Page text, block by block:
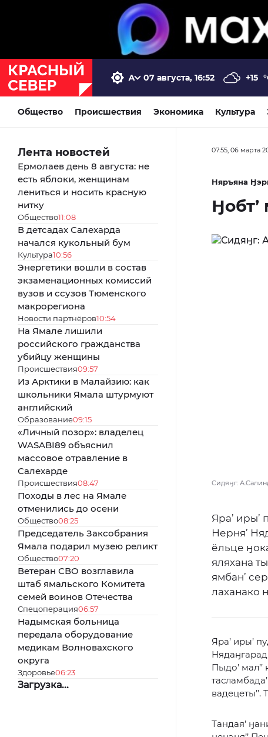
07 августа, 16:52 +15
Общество Происшествия Экономика Культура
Лента новостей
Ермолаев день 8 августа: не
есть яблоки, женщинам
лениться и носить красную
нитку
Общество11:08
В детсадах Салехарда
начался кукольный бум
Культура10:56
Энергетики вошли в состав
экзаменационных комиссий
вузов и ссузов Тюменского
макрорегиона
Новости партнёров10:54
На Ямале лишили
российского гражданства
убийцу женщины
Происшествия09:57
Из Арктики в Малайзию: как
школьники Ямала штурмуют
английский
Образование09:15
«Личный позор»: владелец
WASABI89 объяснил
массовое отравление в
Салехарде
Происшествия08:47
Походы в лес на Ямале
отменились до осени
Общество08:25
Председатель Заксобрания
Ямала подарил музею реликт
Общество07:20
Ветеран СВО возглавила
штаб ямальского Комитета
семей воинов Отечества
Спецоперация06:57
Надымская больница
передала оборудование
медикам Волновахского
округа
Здоровье06:23
Загрузка...
07:55, 06 марта
Няръяна
Ӈобт’
Сидяӈг:
Яра’ иры’
Нерня’
ёльце
яляхана
ямбан’
лаханако
Яра’ иры’
Пыдо’
Тандая’